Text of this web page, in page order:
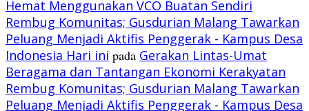
Hemat Menggunakan VCO Buatan Sendiri
Rembug Komunitas; Gusdurian Malang Tawarkan
Peluang Menjadi Aktifis Penggerak - Kampus Desa
Indonesia Hari ini pada Gerakan Lintas-Umat
Beragama dan Tantangan Ekonomi Kerakyatan
Rembug Komunitas; Gusdurian Malang Tawarkan
Peluang Menjadi Aktifis Penggerak - Kampus Desa